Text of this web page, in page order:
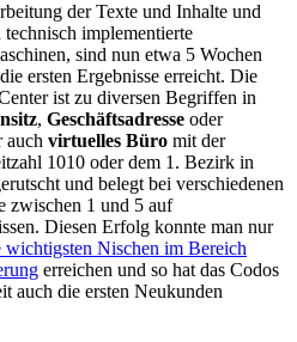
der Texte und Inhalte und
implementierte
sind nun etwa 5 Wochen
ersten Ergebnisse erreicht. Die
ist zu diversen Begriffen in
, Geschäftsadresse oder
auch virtuelles Büro mit der
1010 oder dem 1. Bezirk in
und belegt bei verschiedenen
zwischen 1 und 5 auf
Diesen Erfolg konnte man nur
wichtigsten Nischen im Bereich
erreichen und so hat das Codos
auch die ersten Neukunden